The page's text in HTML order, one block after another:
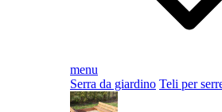
menu
Serra da giardino Teli per